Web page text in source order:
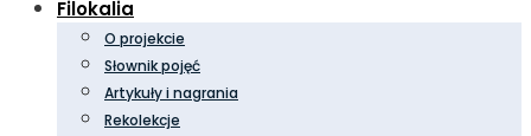
Filokalia
O projekcie
Słownik pojęć
Artykuły i nagrania
Rekolekcje